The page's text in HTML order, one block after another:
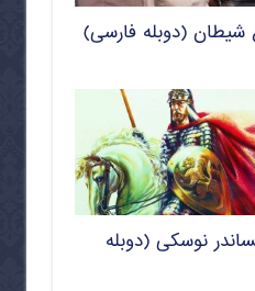
شیطان (دوبله فارسی)
نوسکی (دوبله